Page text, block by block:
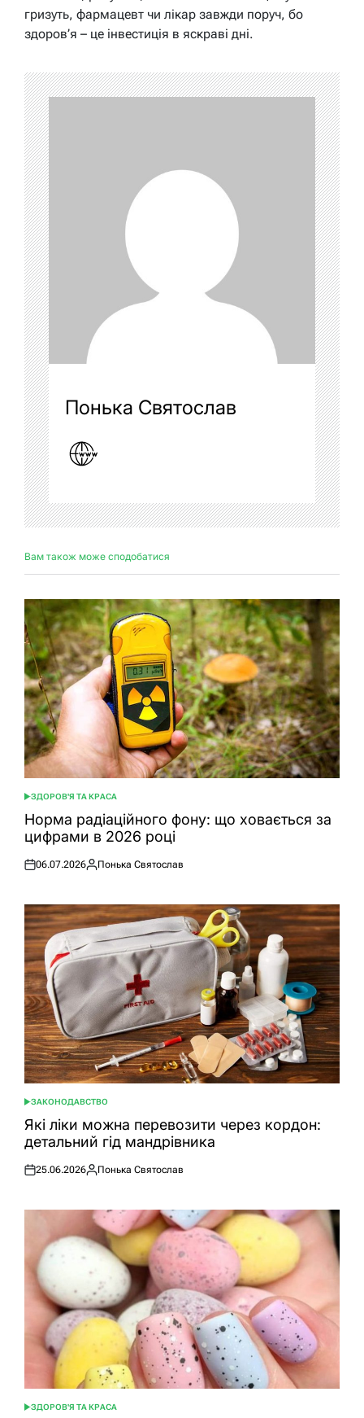
гризуть, фармацевт чи лікар завжди поруч, бо
здоров’я – це інвестиція в яскраві дні.
Понька Святослав
Вам також може сподобатися
ОПУБЛІКУВАТИ
У
ЗДОРОВ'Я ТА КРАСА
Норма радіаційного фону: що ховається за
цифрами в 2026 році
Оприлюднено
06.07.2026
Опубліковано
Понька Святослав
ОПУБЛІКУВАТИ
У
ЗАКОНОДАВСТВО
Які ліки можна перевозити через кордон:
детальний гід мандрівника
Оприлюднено
25.06.2026
Опубліковано
Понька Святослав
ОПУБЛІКУВАТИ
ЗДОРОВ'Я ТА КРАСА